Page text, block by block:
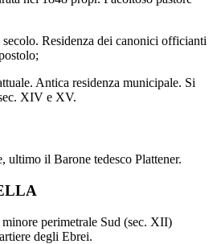
Residenza dei canonici officianti
Antica residenza municipale. Si
XIV e XV.
ultimo il Barone tedesco Plattener.
perimetrale Sud (sec. XII)
degli Ebrei.